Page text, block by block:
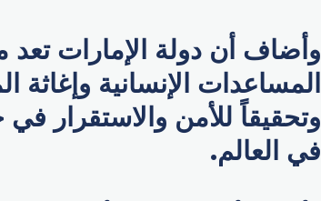
وأضاف أن دولة الإمارات تعد
المساعدات الإنسانية وإغاثة
وتحقيقاً للأمن والاستقرار
في العالم.